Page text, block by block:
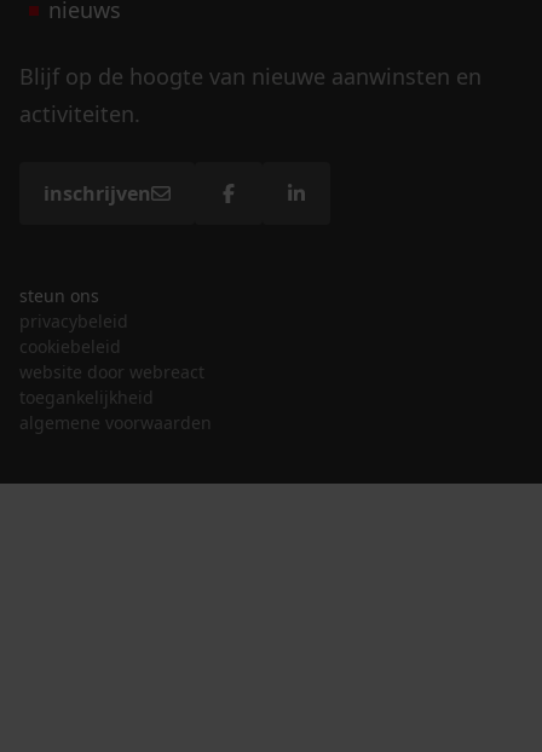
nieuws
Blijf op de hoogte van nieuwe aanwinsten en
activiteiten.
inschrijven
steun ons
privacybeleid
cookiebeleid
website door webreact
toegankelijkheid
algemene voorwaarden